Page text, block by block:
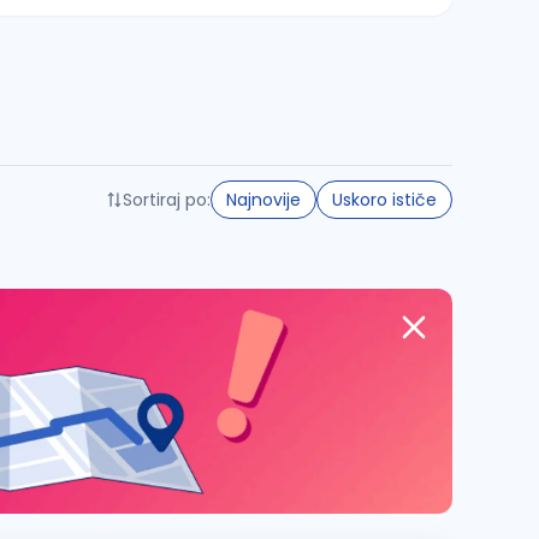
Sortiraj po: Najnovije Uskoro ističe